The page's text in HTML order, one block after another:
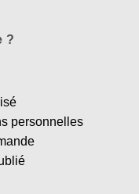
?
personnelles